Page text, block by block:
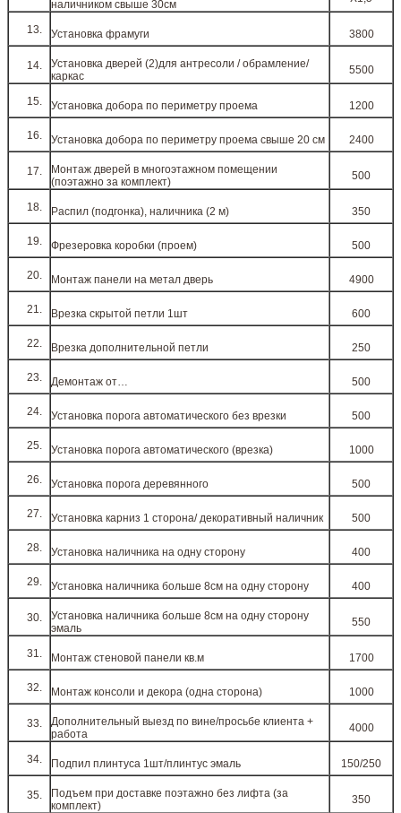
наличником свыше 30см
Установка фрамуги 3800
Установка дверей (2)для антресоли / обрамление/
каркас
5500
Установка добора по периметру проема 1200
Установка добора по периметру проема свыше 20 см 2400
Монтаж дверей в многоэтажном помещении
(поэтажно за комплект)
500
Распил (подгонка), наличника (2 м) 350
Фрезеровка коробки (проем) 500
Монтаж панели на метал дверь 4900
Врезка скрытой петли 1шт 600
Врезка дополнительной петли 250
Демонтаж от… 500
Установка порога автоматического без врезки 500
Установка порога автоматического (врезка) 1000
Установка порога деревянного 500
Установка карниз 1 сторона/ декоративный наличник 500
Установка наличника на одну сторону 400
Установка наличника больше 8см на одну сторону 400
Установка наличника больше 8см на одну сторону
эмаль
550
Монтаж стеновой панели кв.м 1700
Монтаж консоли и декора (одна сторона) 1000
Дополнительный выезд по вине/просьбе клиента +
работа
4000
Подпил плинтуса 1шт/плинтус эмаль 150/250
Подъем при доставке поэтажно без лифта (за
комплект)
350